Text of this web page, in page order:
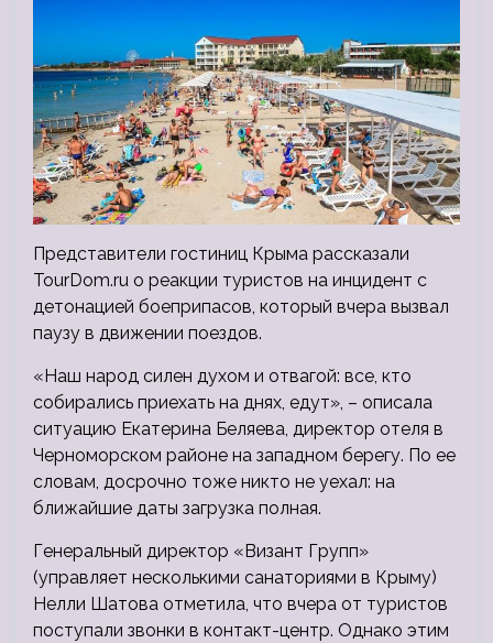
Представители гостиниц Крыма рассказали
TourDom.ru о реакции туристов на инцидент с
детонацией боеприпасов, который вчера вызвал
паузу в движении поездов.
«Наш народ силен духом и отвагой: все, кто
собирались приехать на днях, едут», – описала
ситуацию Екатерина Беляева, директор отеля в
Черноморском районе на западном берегу. По ее
словам, досрочно тоже никто не уехал: на
ближайшие даты загрузка полная.
Генеральный директор «Визант Групп»
(управляет несколькими санаториями в Крыму)
Нелли Шатова отметила, что вчера от туристов
поступали звонки в контакт-центр. Однако этим